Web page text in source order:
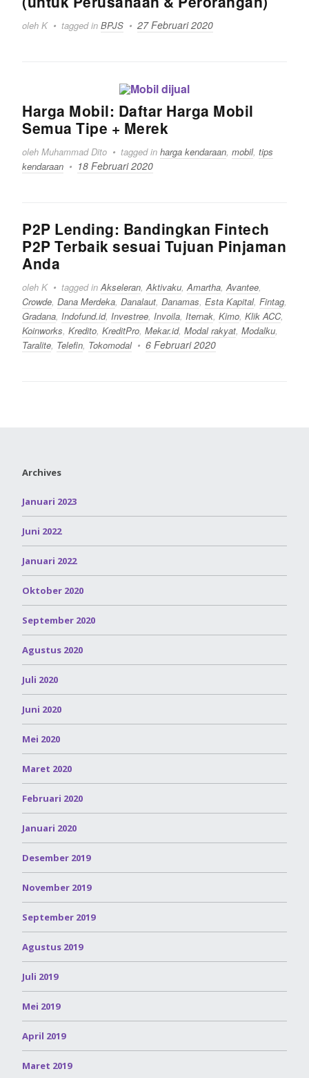
oleh K tagged in BPJS 27 Februari 2020
Harga Mobil: Daftar Harga Mobil
Semua Tipe + Merek
oleh Muhammad Dito tagged in harga kendaraan, mobil, tips
kendaraan
18 Februari 2020
P2P Lending: Bandingkan Fintech
P2P Terbaik sesuai Tujuan Pinjaman
Anda
oleh K tagged inAkseleran,Aktivaku,Amartha,Avantee,
Crowde, Dana Merdeka, Danalaut, Danamas, Esta Kapital, Fintag,
Gradana, Indofund.id, Investree, Invoila, Iternak, Kimo, Klik ACC,
Koinworks, Kredito, KreditPro, Mekar.id, Modal rakyat, Modalku,
Taralite, Telefin, Tokomodal 6 Februari 2020
Archives
Januari 2023
Juni 2022
Januari 2022
Oktober 2020
September 2020
Agustus 2020
Juli 2020
Juni 2020
Mei 2020
Maret 2020
Februari 2020
Januari 2020
Desember 2019
November 2019
September 2019
Agustus 2019
Juli 2019
Mei 2019
April 2019
Maret 2019